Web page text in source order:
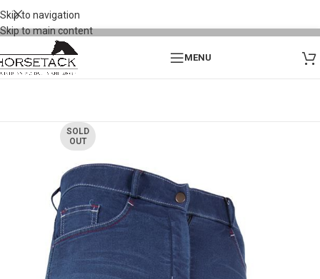
Skip to navigation
Skip to main content
MENU
SOLD
OUT